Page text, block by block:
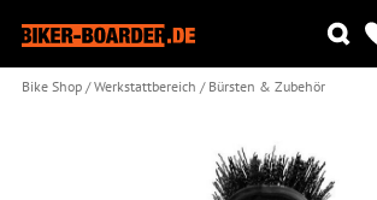
Bike Shop Werkstattbereich Bürsten & Zubehör